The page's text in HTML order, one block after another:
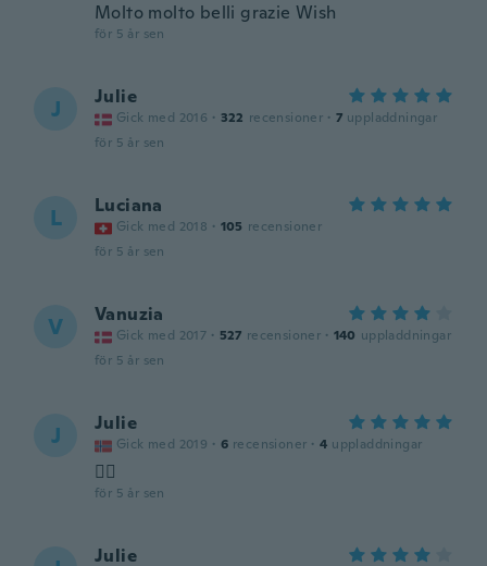
Molto molto belli grazie Wish
för 5 år sen
J Julie
Gick med 2016 · 322 recensioner · 7 uppladdningar
för 5 år sen
L Luciana
Gick med 2018 · 105 recensioner
för 5 år sen
V Vanuzia
Gick med 2017 · 527 recensioner · 140 uppladdningar
för 5 år sen
J Julie
Gick med 2019 · 6 recensioner · 4 uppladdningar
👍🏼
för 5 år sen
Julie